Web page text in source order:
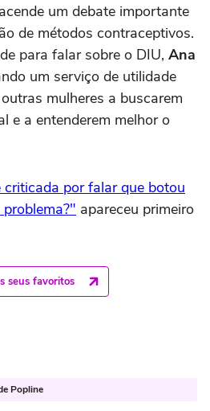
um debate importante
de métodos contraceptivos.
para falar sobre o DIU, Ana
um serviço de utilidade
mulheres a buscarem
e a entenderem melhor o
criticada por falar que botou
apareceu primeiro
seus favoritos
Popline